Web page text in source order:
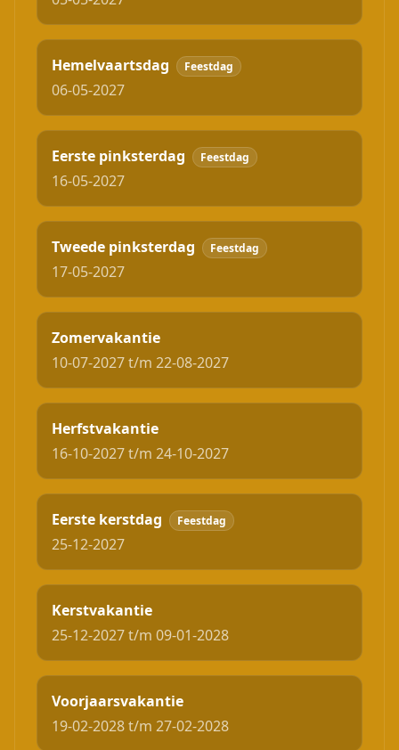
Hemelvaartsdag Feestdag
06-05-2027
Eerste pinksterdag Feestdag
16-05-2027
Tweede pinksterdag Feestdag
17-05-2027
Zomervakantie
10-07-2027 t/m 22-08-2027
Herfstvakantie
16-10-2027 t/m 24-10-2027
Eerste kerstdag Feestdag
25-12-2027
Kerstvakantie
25-12-2027 t/m 09-01-2028
Voorjaarsvakantie
19-02-2028 t/m 27-02-2028